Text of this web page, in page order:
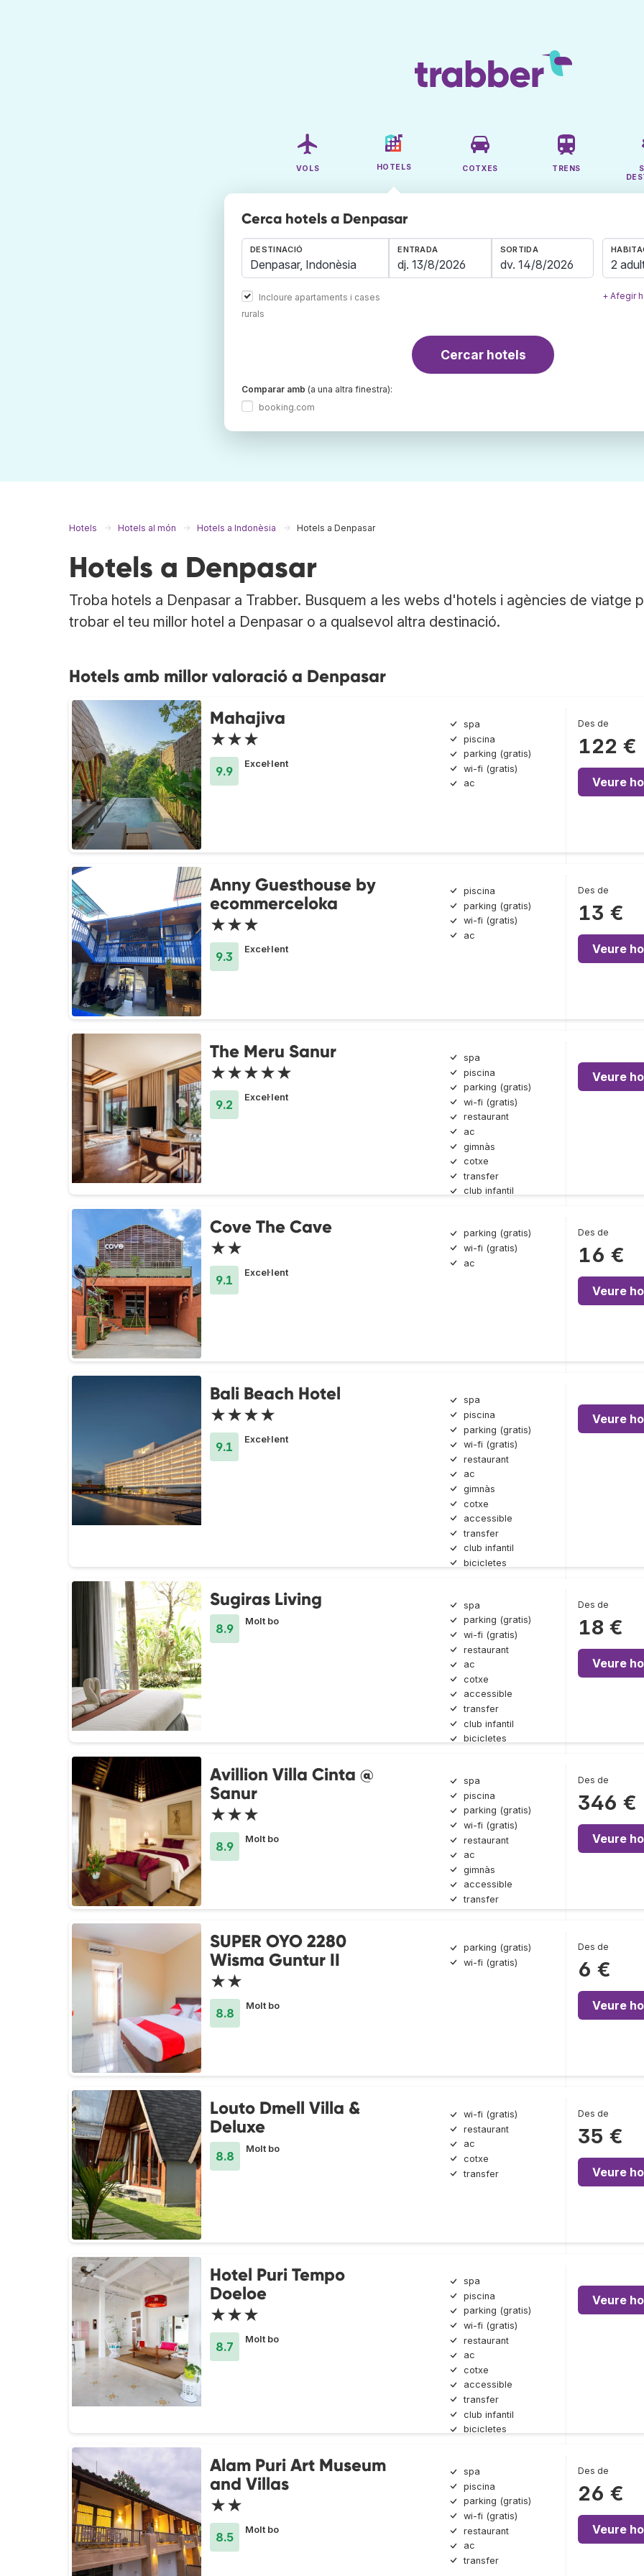
VOLS HOTELS COTXES TRENS
Cerca hotels a Denpasar
DESTINACIÓ
Incloure apartaments i cases
rurals
ENTRADA SORTIDA
2
+ Afegir
Cercar hotels
Comparar amb (a una altra finestra):
booking.com
Hotels Hotels al món Hotels a Indonèsia Hotels a Denpasar
Hotels a Denpasar
Troba hotels a Denpasar a Trabber. Busquem a les webs d'hotels i agències de viatge
trobar el teu millor hotel a Denpasar o a qualsevol altra destinació.
Hotels amb millor valoració a Denpasar
Mahajiva
★★★
9.9
Excel·lent
spa
piscina
parking (gratis)
wi-fi (gratis)
ac
Des de
122 €
Veure
Anny Guesthouse by
ecommerceloka
★★★
9.3
Excel·lent
piscina
parking (gratis)
wi-fi (gratis)
ac
Des de
13 €
Veure
The Meru Sanur
★★★★★
9.2
Excel·lent
spa
piscina
parking (gratis)
wi-fi (gratis)
restaurant
ac
gimnàs
cotxe
transfer
club infantil
Veure
Cove The Cave
★★
9.1
Excel·lent
parking (gratis)
wi-fi (gratis)
ac
Des de
16 €
Veure
Bali Beach Hotel
★★★★
9.1
Excel·lent
spa
piscina
parking (gratis)
wi-fi (gratis)
restaurant
ac
gimnàs
cotxe
accessible
transfer
club infantil
bicicletes
Veure
Sugiras Living
8.9
Molt bo
spa
parking (gratis)
wi-fi (gratis)
restaurant
ac
cotxe
accessible
transfer
club infantil
bicicletes
Des de
18 €
Veure
Avillion Villa Cinta @
Sanur
★★★
8.9
Molt bo
spa
piscina
parking (gratis)
wi-fi (gratis)
restaurant
ac
gimnàs
accessible
transfer
Des de
346 €
Veure
SUPER OYO 2280
Wisma Guntur II
★★
8.8
Molt bo
parking (gratis)
wi-fi (gratis)
Des de
6 €
Veure
Louto Dmell Villa &
Deluxe
8.8
Molt bo
wi-fi (gratis)
restaurant
ac
cotxe
transfer
Des de
35 €
Veure
Hotel Puri Tempo
Doeloe
★★★
8.7
Molt bo
spa
piscina
parking (gratis)
wi-fi (gratis)
restaurant
ac
cotxe
accessible
transfer
club infantil
bicicletes
Veure
Alam Puri Art Museum
and Villas
★★
8.5
Molt bo
spa
piscina
parking (gratis)
wi-fi (gratis)
restaurant
ac
transfer
Des de
26 €
Veure